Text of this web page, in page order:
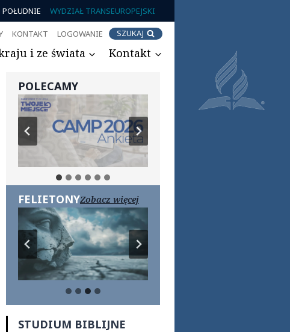
POŁUDNIE WYDZIAŁ TRANSEUROPEJSKI
KONTAKT LOGOWANIE SZUKAJ
i ze świata Kontakt
POLECAMY
FELIETONYZobacz więcej
STUDIUM BIBLIJNE